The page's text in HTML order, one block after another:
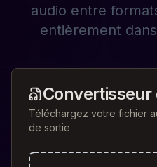
audio entre
entièrement
Convertisseur
Téléchargez votre fichier
de sortie